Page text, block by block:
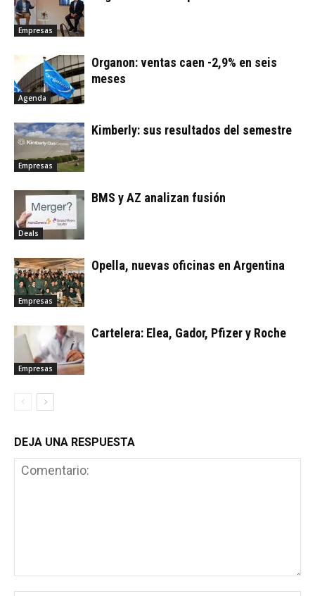
Empresas
Agenda
Organon: ventas caen -2,9% en seis
meses
Empresas
Kimberly: sus resultados del semestre
Deals
BMS y AZ analizan fusión
Empresas
Opella, nuevas oficinas en Argentina
Empresas
Cartelera: Elea, Gador, Pfizer y Roche
DEJA UNA RESPUESTA